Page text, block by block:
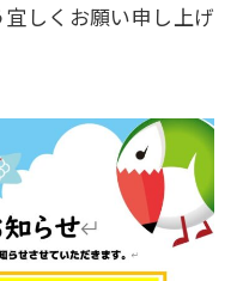
しくお願い申し上げ